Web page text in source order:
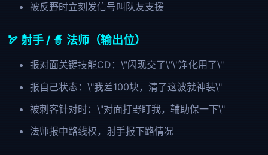
被反野时立刻发信号叫队友支援
🏹 射手 / 🧙 法师（输出位）
报对面关键技能CD：\"闪现交了\"\"净化用了\"
报自己状态：\"我差100块，清了这波就神装\"
被刺客针对时：\"对面打野盯我，辅助保一下\"
法师报中路线权，射手报下路情况